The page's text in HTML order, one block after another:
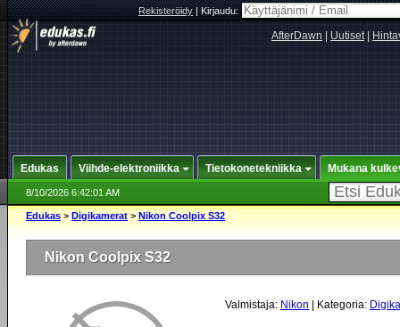
Rekisteröidy|Kirjaudu:
AfterDawn Uutiset|
Edukas Viihde-elektroniikka Tietokonetekniikka Mukana
8/10/2026 6:42:01 AM
Edukas > Digikamerat > Nikon Coolpix S32
Nikon Coolpix S32
Valmistaja: Nikon | Kategoria: